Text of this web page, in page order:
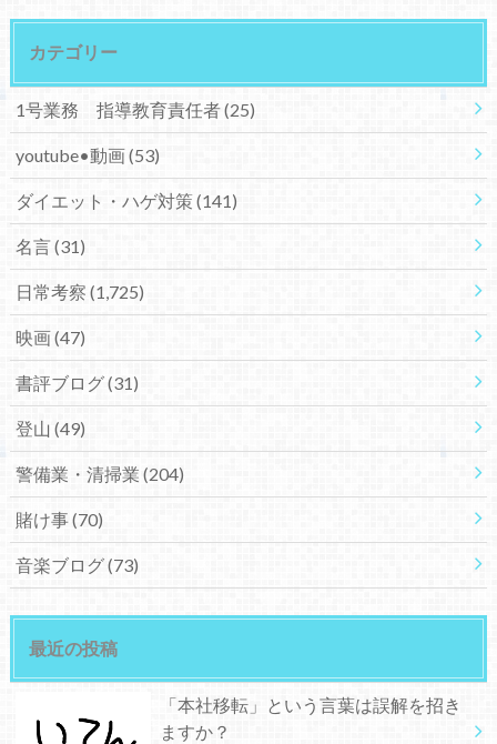
カテゴリー
1号業務 指導教育責任者(25)
youtube•動画(53)
ダイエット・ハゲ対策(141)
名言(31)
日常考察 (1,725)
映画(47)
書評ブログ(31)
登山 (49)
警備業・清掃業 (204)
賭け事(70)
音楽ブログ(73)
最近の投稿
「本社移転」という言葉は誤解を招き
ますか？